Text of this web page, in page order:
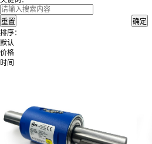
排序：
默认
价格
时间